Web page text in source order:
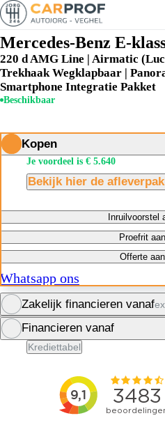
Mercedes-Benz E-
220 d AMG Line | Airmatic
Trekhaak Wegklapbaar |
Smartphone Integratie Pakket
Beschikbaar
Kopen
Je voordeel is € 5.640
Bekijk hier de
Inruilvoorstel
Proefrit
Offerte
Whatsapp ons
Zakelijk financieren vanaf
Financiering
Financieren vanaf
Krediettabel
Financiering